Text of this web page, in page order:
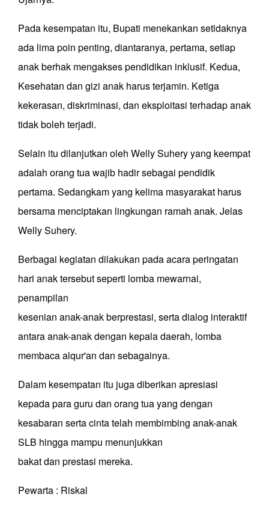
Pada kesempatan itu, Bupati menekankan setidaknya
ada lima poin penting, diantaranya, pertama, setiap
anak berhak mengakses pendidikan inklusif. Kedua,
Kesehatan dan gizi anak harus terjamin. Ketiga
kekerasan, diskriminasi, dan eksploitasi terhadap anak
tidak boleh terjadi.
Selain itu dilanjutkan oleh Welly Suhery yang keempat
adalah orang tua wajib hadir sebagai pendidik
pertama. Sedangkam yang kelima masyarakat harus
bersama menciptakan lingkungan ramah anak. Jelas
Welly Suhery.
Berbagai kegiatan dilakukan pada acara peringatan
hari anak tersebut seperti lomba mewarnai,
penampilan
kesenian anak-anak berprestasi, serta dialog interaktif
antara anak-anak dengan kepala daerah, lomba
membaca alqur'an dan sebagainya.
Dalam kesempatan itu juga diberikan apresiasi
kepada para guru dan orang tua yang dengan
kesabaran serta cinta telah membimbing anak-anak
SLB hingga mampu menunjukkan
bakat dan prestasi mereka.
Pewarta : Riskal